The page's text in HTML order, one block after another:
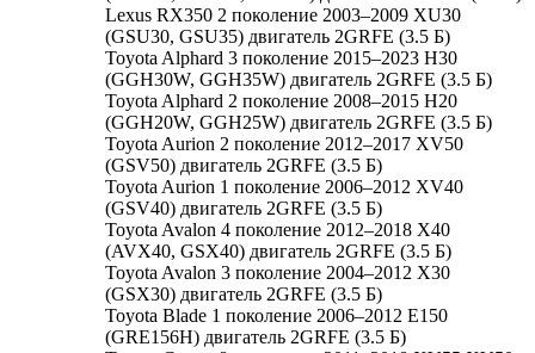
Lexus RX350 2 поколение 2003–2009 XU30
(GSU30, GSU35) двигатель 2GRFE (3.5 Б)
Toyota Alphard 3 поколение 2015–2023 H30
(GGH30W, GGH35W) двигатель 2GRFE (3.5 Б)
Toyota Alphard 2 поколение 2008–2015 H20
(GGH20W, GGH25W) двигатель 2GRFE (3.5 Б)
Toyota Aurion 2 поколение 2012–2017 XV50
(GSV50) двигатель 2GRFE (3.5 Б)
Toyota Aurion 1 поколение 2006–2012 XV40
(GSV40) двигатель 2GRFE (3.5 Б)
Toyota Avalon 4 поколение 2012–2018 X40
(AVX40, GSX40) двигатель 2GRFE (3.5 Б)
Toyota Avalon 3 поколение 2004–2012 X30
(GSX30) двигатель 2GRFE (3.5 Б)
Toyota Blade 1 поколение 2006–2012 E150
(GRE156H) двигатель 2GRFE (3.5 Б)